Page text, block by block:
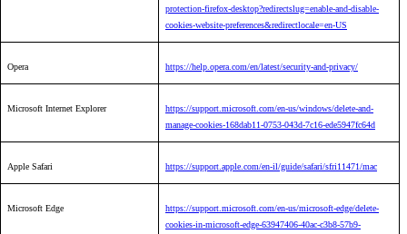
protection-firefox-desktop?redirectslug=enable-and-disable-
cookies-website-preferences&redirectlocale=en-US
Opera https://help.opera.com/en/latest/security-and-privacy/
Microsoft Internet Explorer
https://support.microsoft.com/en-us/windows/delete-and-
manage-cookies-168dab11-0753-043d-7c16-ede5947fc64d
Apple Safari https://support.apple.com/en-il/guide/safari/sfri11471/mac
Microsoft Edge
https://support.microsoft.com/en-us/microsoft-edge/delete-
cookies-in-microsoft-edge-63947406-40ac-c3b8-57b9-